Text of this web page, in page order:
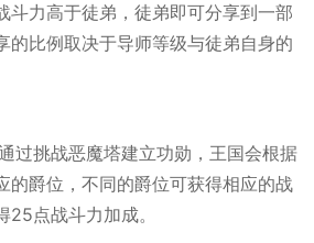
斗力高于徒弟，徒弟即可分享到一部
的比例取决于导师等级与徒弟自身的
过挑战恶魔塔建立功勋，王国会根据
的爵位，不同的爵位可获得相应的战
点战斗力加成。